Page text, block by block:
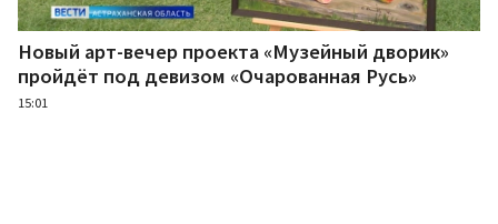
Новый арт-вечер проекта «Музейный дворик»
пройдёт под девизом «Очарованная Русь»
15:01